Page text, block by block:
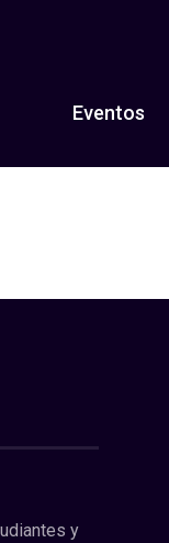
Eventos
y